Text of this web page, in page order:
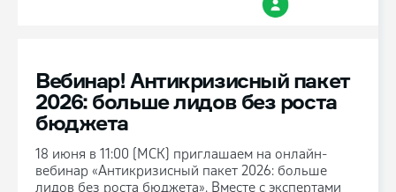
Вебинар! Антикризисный пакет
2026: больше лидов без роста
бюджета
18 июня в 11:00 (МСК) приглашаем на онлайн-
вебинар «Антикризисный пакет 2026: больше
лидов без роста бюджета». Вместе с экспертами